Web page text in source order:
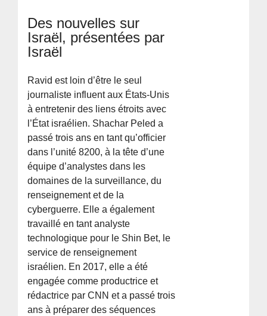
Des nouvelles sur
Israël, présentées par
Israël
Ravid est loin d’être le seul
journaliste influent aux États-Unis
à entretenir des liens étroits avec
l’État israélien. Shachar Peled a
passé trois ans en tant qu’officier
dans l’unité 8200, à la tête d’une
équipe d’analystes dans les
domaines de la surveillance, du
renseignement et de la
cyberguerre. Elle a également
travaillé en tant analyste
technologique pour le Shin Bet, le
service de renseignement
israélien. En 2017, elle a été
engagée comme productrice et
rédactrice par CNN et a passé trois
ans à préparer des séquences